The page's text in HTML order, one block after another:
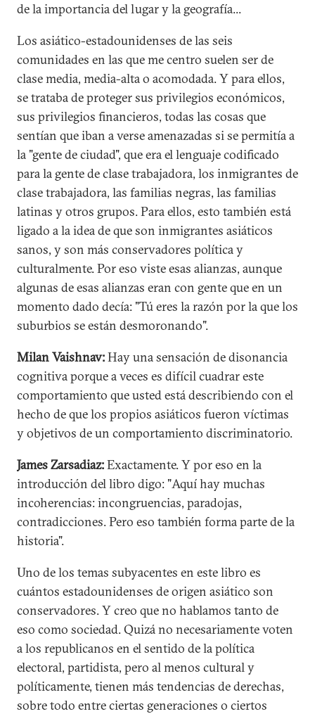
de la importancia del lugar y la geografía...
Los asiático-estadounidenses de las seis
comunidades en las que me centro suelen ser de
clase media, media-alta o acomodada. Y para ellos,
se trataba de proteger sus privilegios económicos,
sus privilegios financieros, todas las cosas que
sentían que iban a verse amenazadas si se permitía a
la "gente de ciudad", que era el lenguaje codificado
para la gente de clase trabajadora, los inmigrantes de
clase trabajadora, las familias negras, las familias
latinas y otros grupos. Para ellos, esto también está
ligado a la idea de que son inmigrantes asiáticos
sanos, y son más conservadores política y
culturalmente. Por eso viste esas alianzas, aunque
algunas de esas alianzas eran con gente que en un
momento dado decía: "Tú eres la razón por la que los
suburbios se están desmoronando".
Milan Vaishnav:Hay una sensación de disonancia
cognitiva porque a veces es difícil cuadrar este
comportamiento que usted está describiendo con el
hecho de que los propios asiáticos fueron víctimas
y objetivos de un comportamiento discriminatorio.
James Zarsadiaz:Exactamente. Y por eso en la
introducción del libro digo: "Aquí hay muchas
incoherencias: incongruencias, paradojas,
contradicciones. Pero eso también forma parte de la
historia".
Uno de los temas subyacentes en este libro es
cuántos estadounidenses de origen asiático son
conservadores. Y creo que no hablamos tanto de
eso como sociedad. Quizá no necesariamente voten
a los republicanos en el sentido de la política
electoral, partidista, pero al menos cultural y
políticamente, tienen más tendencias de derechas,
sobre todo entre ciertas generaciones o ciertos